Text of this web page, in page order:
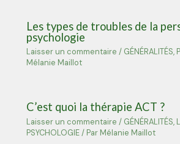
Les types de troubles de la
psychologie
Laisser un commentaire / GÉNÉRALITÉS,
Mélanie Maillot
C’est quoi la thérapie ACT ?
Laisser un commentaire / GÉNÉRALITÉS,
PSYCHOLOGIE/ Par Mélanie Maillot